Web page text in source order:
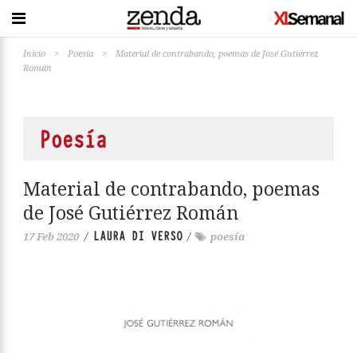
Inicio > Poesía >
Material de contrabando, poemas de José Gutiérrez
Román
Poesía
Material de contrabando, poemas
de José Gutiérrez Román
17 Feb 2020 / LAURA DI VERSO / poesía